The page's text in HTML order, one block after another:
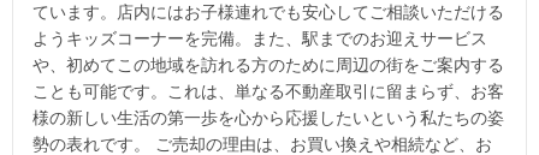
ています。店内にはお子様連れでも安心してご相談いただける
ようキッズコーナーを完備。また、駅までのお迎えサービス
や、初めてこの地域を訪れる方のために周辺の街をご案内する
ことも可能です。これは、単なる不動産取引に留まらず、お客
様の新しい生活の第一歩を心から応援したいという私たちの姿
勢の表れです。 ご売却の理由は、お買い換えや相続など、お